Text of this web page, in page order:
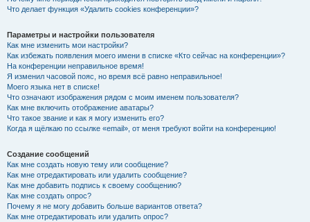
Что делает функция «Удалить cookies конференции»?
Параметры и настройки пользователя
Как мне изменить мои настройки?
Как избежать появления моего имени в списке «Кто сейчас на конференции»?
На конференции неправильное время!
Я изменил часовой пояс, но время всё равно неправильное!
Моего языка нет в списке!
Что означают изображения рядом с моим именем пользователя?
Как мне включить отображение аватары?
Что такое звание и как я могу изменить его?
Когда я щёлкаю по ссылке «email», от меня требуют войти на конференцию!
Создание сообщений
Как мне создать новую тему или сообщение?
Как мне отредактировать или удалить сообщение?
Как мне добавить подпись к своему сообщению?
Как мне создать опрос?
Почему я не могу добавить больше вариантов ответа?
Как мне отредактировать или удалить опрос?